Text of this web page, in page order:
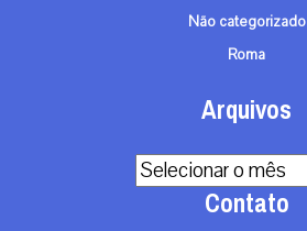
Não categorizado
Roma
Arquivos
Arquivos
Contato